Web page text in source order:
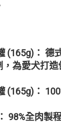
(165g)：
為愛犬打造
(165g)：
98%全肉